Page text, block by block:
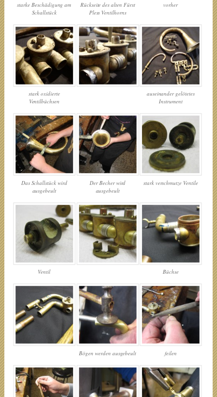
starke Beschädigung am
Schallstück
Rückseite des alten Fürst
Pless Ventilhorns
vorher
stark oxidierte
Ventilbüchsen
auseinander gelötetes
Instrument
Das Schallstück wird
ausgebeult
Der Becher wird
ausgebeult
stark verschmutze Ventile
Ventil Büchse
Bögen werden ausgebeult feilen